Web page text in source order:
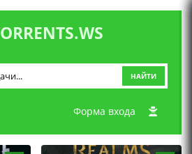
НАЙТИ
Форма входа